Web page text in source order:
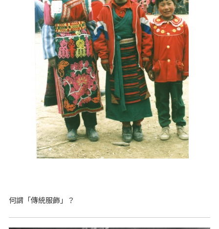
何謂「傳統服飾」？